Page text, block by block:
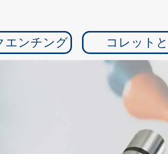
エンチング コレット